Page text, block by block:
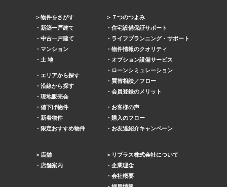
物件をさがす
新築一戸建て
中古一戸建て
マンション
土 地
エリアから探す
沿線から探す
現地販売会
値下げ物件
新着物件
限定おすすめ物件
７つのつよみ
住宅設備保証サポート
ライフプランニング・サポート
物件情報のクオリティ
オプション設備サービス
ローンシミュレーション
買替相談／フロー
会員登録のメリット
お客様の声
購入のフロー
お友達紹介キャンペーン
店舗
店舗案内
リプラス株式会社について
企業理念
会社概要